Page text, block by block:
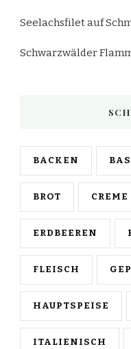
Seelachsfilet auf
Schwarzwälder
BACKEN
BROT CREME
ERDBEEREN
FLEISCH
HAUPTSPEISE
ITALIENISCH